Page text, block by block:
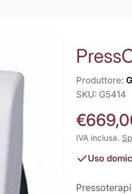
Produttore:
SKU: G5414
Prezzo
IVA inclusa.
Uso